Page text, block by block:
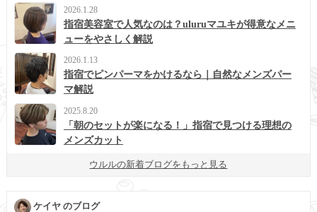
2026.1.28
指宿美容室で人気なのは？uluruマユキが得意なメニ
ューをやさしく解説
2026.1.13
指宿でピンパーマをかけるなら｜自然なメンズパー
マ解説
2025.8.20
「朝のセットが楽になる！」指宿で見つける理想の
メンズカット
ウルルの新着ブログをもっと見る
ケイヤ のブログ